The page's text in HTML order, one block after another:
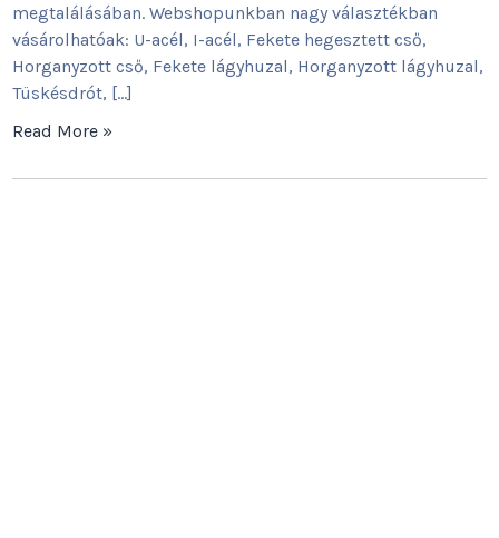
megtalálásában. Webshopunkban nagy választékban
vásárolhatóak: U-acél, I-acél, Fekete hegesztett cső,
Horganyzott cső, Fekete lágyhuzal, Horganyzott lágyhuzal,
Tüskésdrót, […]
Read More »